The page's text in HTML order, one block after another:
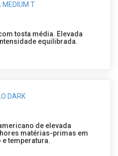
MEDIUM T
tosta média. Elevada
equilibrada.
DARK
de elevada
matérias-primas em
temperatura.